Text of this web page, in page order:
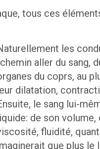
tous ces
les
aller du sang,
du coprs, au
dilatation,
le sang lui-
de son
fluidité,
que plus le